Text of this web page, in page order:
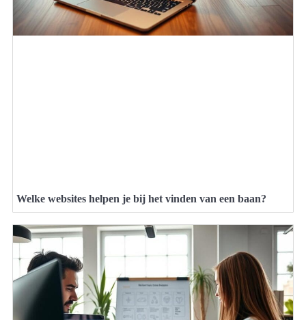
Welke websites helpen je bij het vinden van een baan?